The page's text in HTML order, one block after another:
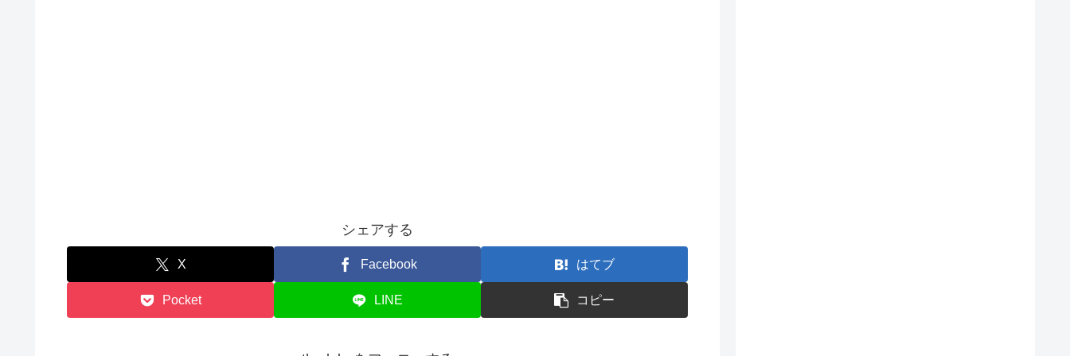
シェアする
X Facebook はてブ
Pocket LINE コピー